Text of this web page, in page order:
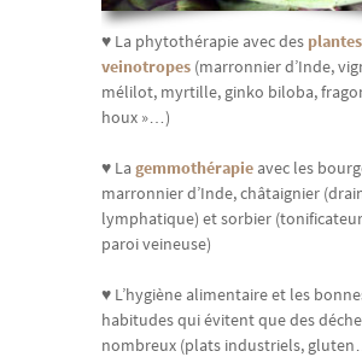
♥ La phytothérapie avec des plantes
veinotropes (marronnier d’Inde,
mélilot, myrtille, ginko biloba,
houx »…)
♥ La gemmothérapie avec les
marronnier d’Inde, châtaignier
lymphatique) et sorbier
paroi veineuse)
♥ L’hygiène alimentaire et les
habitudes qui évitent que des
nombreux (plats industriels,